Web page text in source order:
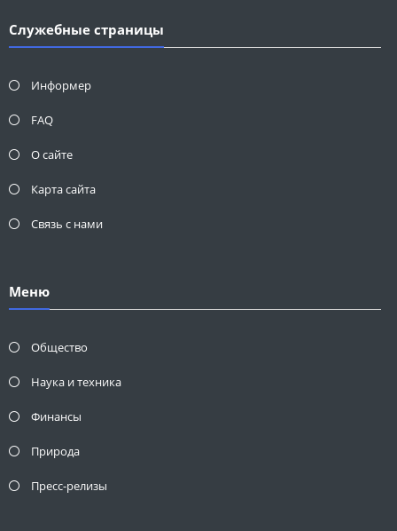
Служебные страницы
Информер
FAQ
О сайте
Карта сайта
Связь с нами
Меню
Общество
Наука и техника
Финансы
Природа
Пресс-релизы